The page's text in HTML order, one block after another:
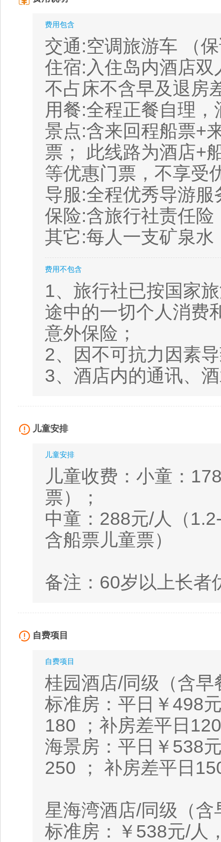
费用包含
交通:空调旅游车 （
住宿:入住岛内酒店
不占床不含早及退房
用餐:全程正餐自理
景点:含来回程船票+
票； 此线路为酒店+
等优惠门票，不享受
导服:全程优秀导游
保险:含旅行社责任
其它:每人一支矿泉水
费用不包含
1、旅行社已按国家
途中的一切个人消费
意外保险；
2、因不可抗力因素
3、酒店内的通讯、
儿童安排
儿童安排
儿童收费：小童：
票）；
中童：288元/人（
含船票儿童票）
备注：60岁以上长者
自费项目
自费项目
桂园酒店/同级（含
标准房：平日￥498
180 ；补房差平日
海景房：平日￥538
250 ； 补房差平日
星海湾酒店/同级（
标准房：￥538元/人